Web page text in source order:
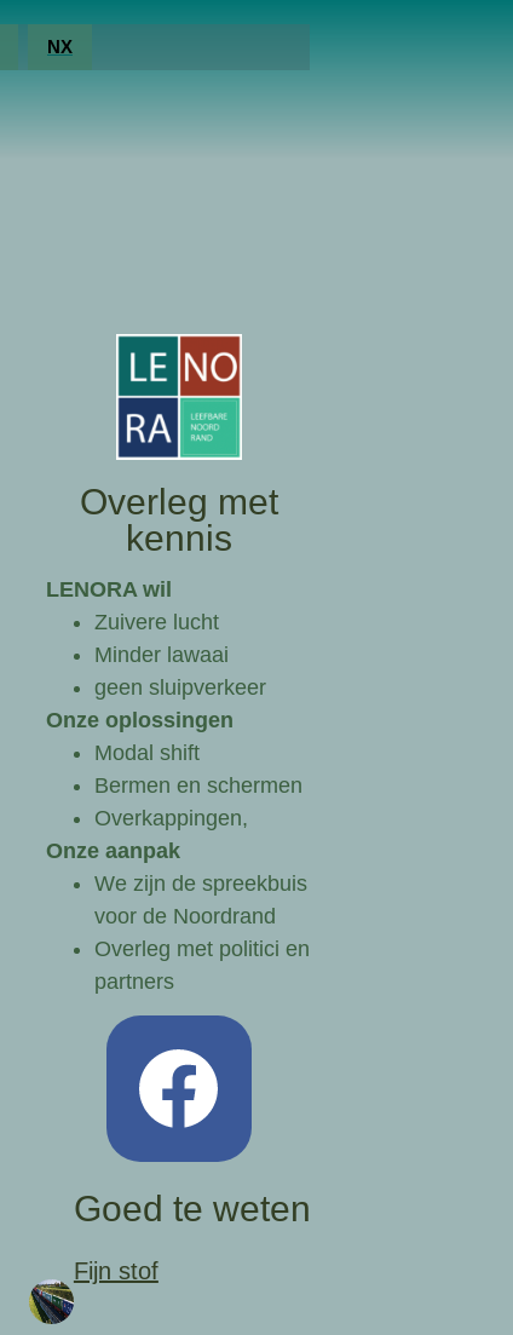
NX
Overleg met
kennis
LENORA wil
Zuivere lucht
Minder lawaai
geen sluipverkeer
Onze oplossingen
Modal shift
Bermen en schermen
Overkappingen,
Onze aanpak
We zijn de spreekbuis
voor de Noordrand
Overleg met politici en
partners
Goed te weten
Fijn stof